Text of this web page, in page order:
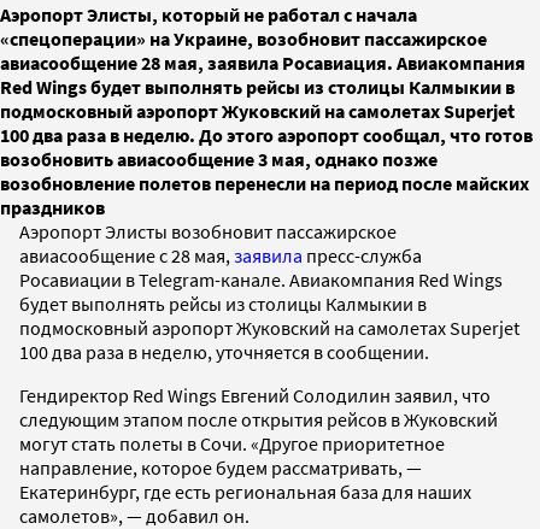
Аэропорт Элисты, который не работал с начала
«спецоперации» на Украине, возобновит пассажирское
авиасообщение 28 мая, заявила Росавиация. Авиакомпания
Red Wings будет выполнять рейсы из столицы Калмыкии в
подмосковный аэропорт Жуковский на самолетах Superjet
100 два раза в неделю. До этого аэропорт сообщал, что готов
возобновить авиасообщение 3 мая, однако позже
возобновление полетов перенесли на период после майских
праздников
Аэропорт Элисты возобновит пассажирское
авиасообщение с 28 мая, заявила пресс-служба
Росавиации в Telegram-канале. Авиакомпания Red Wings
будет выполнять рейсы из столицы Калмыкии в
подмосковный аэропорт Жуковский на самолетах Superjet
100 два раза в неделю, уточняется в сообщении.
Гендиректор Red Wings Евгений Солодилин заявил, что
следующим этапом после открытия рейсов в Жуковский
могут стать полеты в Сочи. «Другое приоритетное
направление, которое будем рассматривать, —
Екатеринбург, где есть региональная база для наших
самолетов», — добавил он.